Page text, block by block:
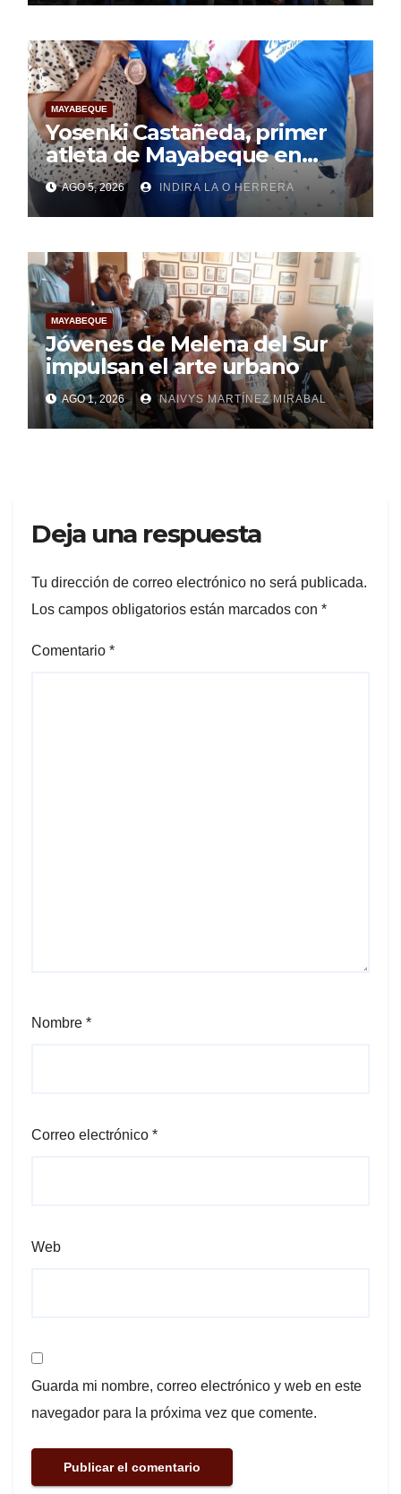
MAYABEQUE
Yosenki Castañeda, primer
atleta de Mayabeque en
subir al podio
centroamericano
AGO 5, 2026 INDIRA LA O HERRERA
MAYABEQUE
Jóvenes de Melena del Sur
impulsan el arte urbano
AGO 1, 2026 NAIVYS MARTÍNEZ MIRABAL
Deja una respuesta
Tu dirección de correo electrónico no será publicada.
Los campos obligatorios están marcados con *
Comentario *
Nombre *
Correo electrónico *
Web
Guarda mi nombre, correo electrónico y web en este
navegador para la próxima vez que comente.